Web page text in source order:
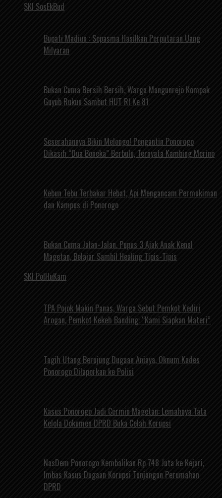
SKI SosEkBud
Bupati Madiun : Sepasma Hasilkan Perputaran Uang
Milyaran
Bukan Cuma Bersih Bersih, Warga Mangunrejo Kompak
Guyub Rukun Sambut HUT RI Ke 81
Seserahannya Bikin Melongo! Pengantin Ponorogo
Dikasih “Dua Boneka” Berbulu, Ternyata Kambing Merino
Kebun Tebu Terbakar Hebat, Api Mengancam Permukiman
dan Kampus di Ponorogo
Bukan Cuma Jalan-Jalan. Pupus 3 Ajak Anak Kenal
Magetan, Belajar Sambil Healing Tipis-Tipis
SKI PolHuKam
TPA Pojok Makin Panas, Warga Sebut Pemkot Kediri
Arogan, Pemkot Kekeh Banding: “Kami Siapkan Materi”
Tagih Utang Berujung Dugaan Aniaya, Oknum Kades
Ponorogo Dilaporkan ke Polisi
Kasus Ponorogo Jadi Cermin Magetan: Lemahnya Tata
Kelola Dokumen DPRD Buka Celah Korupsi
NasDem Ponorogo Kembalikan Rp 748 Juta ke Kejari,
Imbas Kasus Dugaan Korupsi Tunjangan Perumahan
DPRD